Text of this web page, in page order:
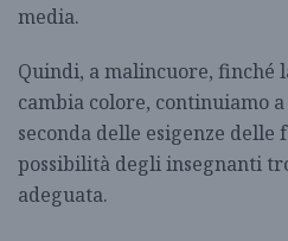
media.
Quindi, a malincuore, finché
cambia colore, continuiamo
seconda delle esigenze delle
possibilità degli insegnanti
adeguata.